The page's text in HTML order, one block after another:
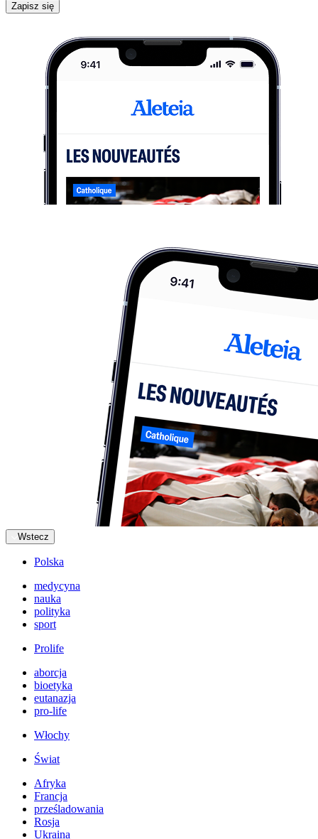
Zapisz się
Wstecz
Polska
medycyna
nauka
polityka
sport
Prolife
aborcja
bioetyka
eutanazja
pro-life
Włochy
Świat
Afryka
Francja
prześladowania
Rosja
Ukraina